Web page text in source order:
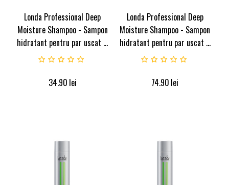
Londa Professional Deep
Moisture Shampoo - Sampon
hidratant pentru par uscat ...
34.90 lei
Londa Professional Deep
Moisture Shampoo - Sampon
hidratant pentru par uscat ...
74.90 lei